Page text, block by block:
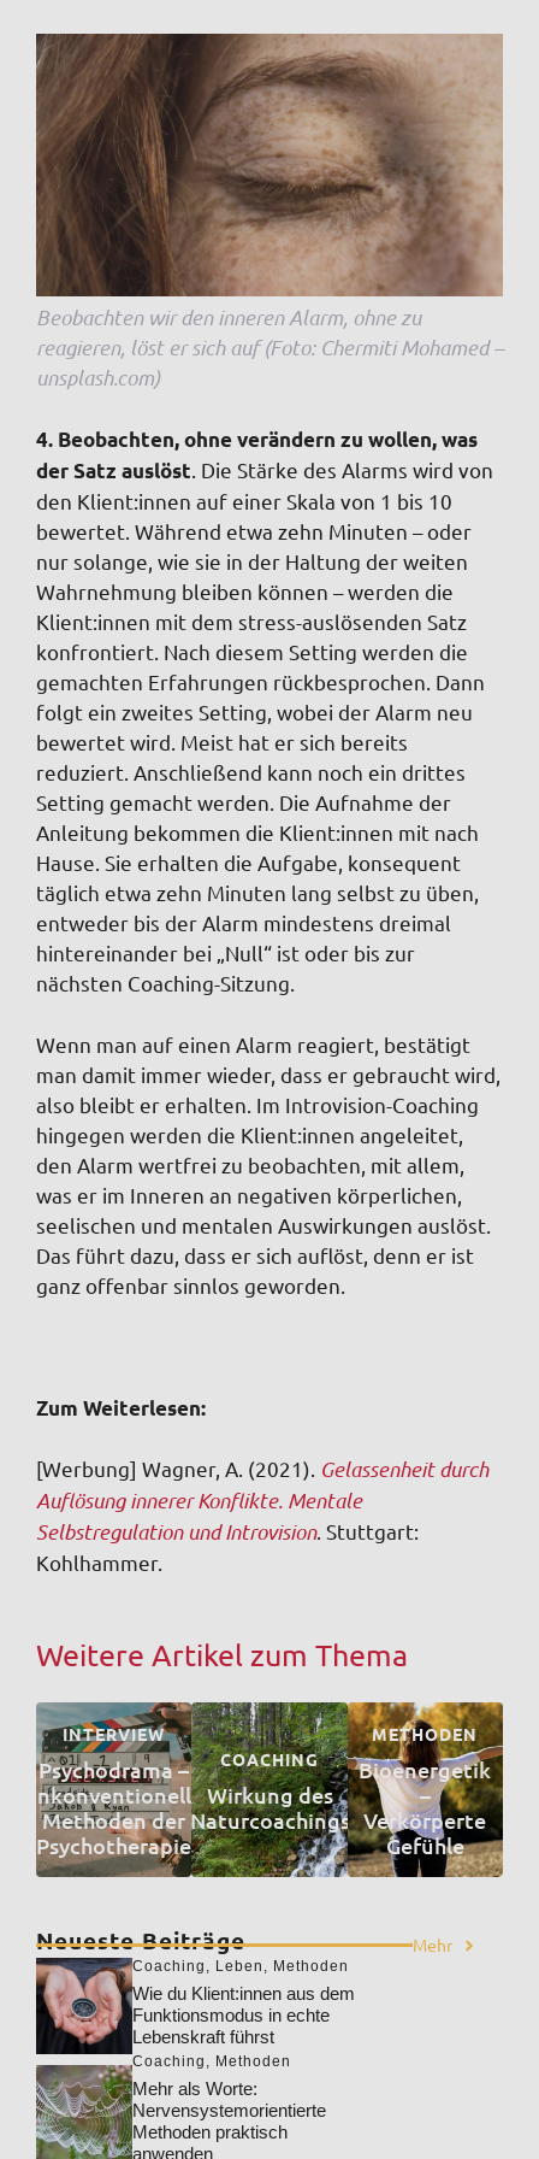
Beobachten wir den inneren Alarm, ohne zu
reagieren, löst er sich auf (Foto: Chermiti Mohamed –
unsplash.com)
4. Beobachten, ohne verändern zu wollen, was
der Satz auslöst . Die Stärke des Alarms wird von
den Klient:innen auf einer Skala von 1 bis 10
bewertet. Während etwa zehn Minuten – oder
nur solange, wie sie in der Haltung der weiten
Wahrnehmung bleiben können – werden die
Klient:innen mit dem stress-auslösenden Satz
konfrontiert. Nach diesem Setting werden die
gemachten Erfahrungen rückbesprochen. Dann
folgt ein zweites Setting, wobei der Alarm neu
bewertet wird. Meist hat er sich bereits
reduziert. Anschließend kann noch ein drittes
Setting gemacht werden. Die Aufnahme der
Anleitung bekommen die Klient:innen mit nach
Hause. Sie erhalten die Aufgabe, konsequent
täglich etwa zehn Minuten lang selbst zu üben,
entweder bis der Alarm mindestens dreimal
hintereinander bei „Null“ ist oder bis zur
nächsten Coaching-Sitzung.
Wenn man auf einen Alarm reagiert, bestätigt
man damit immer wieder, dass er gebraucht wird,
also bleibt er erhalten. Im Introvision-Coaching
hingegen werden die Klient:innen angeleitet,
den Alarm wertfrei zu beobachten, mit allem,
was er im Inneren an negativen körperlichen,
seelischen und mentalen Auswirkungen auslöst.
Das führt dazu, dass er sich auflöst, denn er ist
ganz offenbar sinnlos geworden.
Zum Weiterlesen:
[Werbung] Wagner, A. (2021). Gelassenheit durch
Auflösung innerer Konflikte. Mentale
Selbstregulation und Introvision. Stuttgart:
Kohlhammer.
Weitere Artikel zum Thema
INTERVIEW
Psychodrama –
unkonventionelle
Methoden der
Psychotherapie
COACHING
Wirkung des
Naturcoachings
METHODEN
Bioenergetik
–
Verkörperte
Gefühle
Neueste Beiträge Mehr
Coaching Leben Methoden
Wie du Klient:innen aus dem
Funktionsmodus in echte
Lebenskraft führst
Coaching , Methoden
Mehr als Worte:
Nervensystemorientierte
Methoden praktisch
anwenden